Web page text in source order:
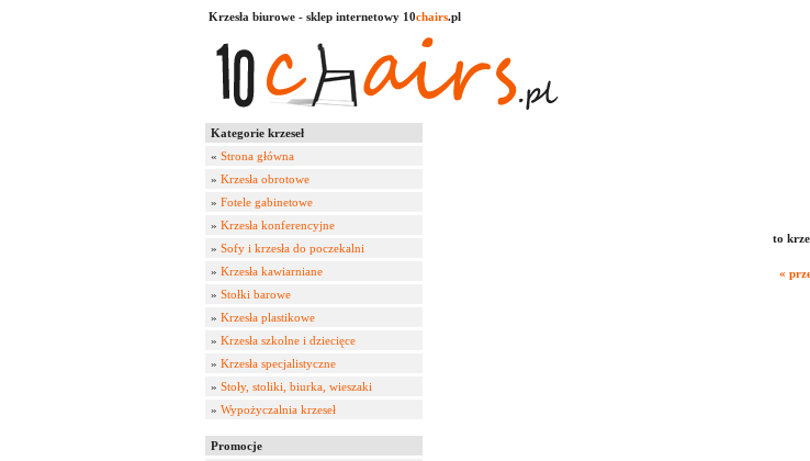
Krzesła biurowe - sklep internetowy 10chairs.pl
Kategorie krzeseł
« Strona główna
» Krzesła obrotowe
» Fotele gabinetowe
» Krzesła konferencyjne
» Sofy i krzesła do poczekalni
» Krzesła kawiarniane
» Stołki barowe
» Krzesła plastikowe
» Krzesła szkolne i dziecięce
» Krzesła specjalistyczne
» Stoły, stoliki, biurka, wieszaki
» Wypożyczalnia krzeseł
Promocje
to
«